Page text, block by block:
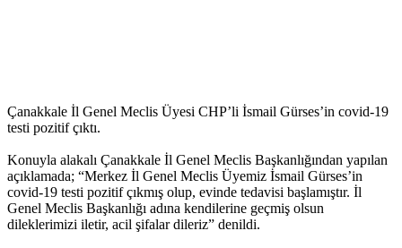
Çanakkale İl Genel Meclis Üyesi CHP’li İsmail Gürses’in covid-19
testi pozitif çıktı.
Konuyla alakalı Çanakkale İl Genel Meclis Başkanlığından yapılan
açıklamada; “Merkez İl Genel Meclis Üyemiz İsmail Gürses’in
covid-19 testi pozitif çıkmış olup, evinde tedavisi başlamıştır. İl
Genel Meclis Başkanlığı adına kendilerine geçmiş olsun
dileklerimizi iletir, acil şifalar dileriz” denildi.